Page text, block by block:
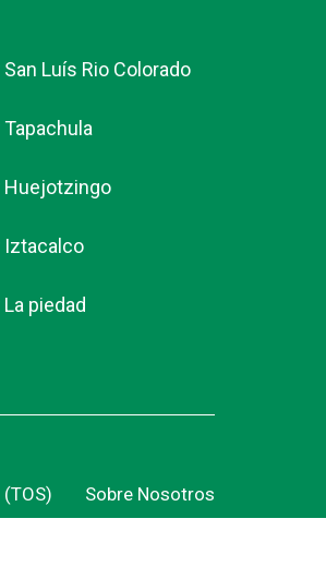
Luís Rio Colorado
Huejotzingo
Iztacalco
piedad
Sobre Nosotros